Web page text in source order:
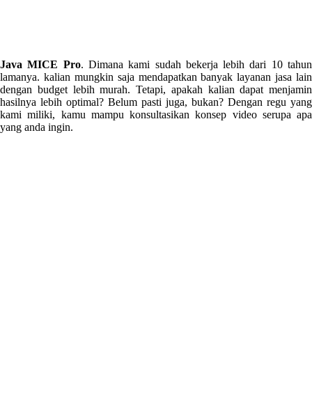
Java MICE Pro. Dimana kami sudah bekerja lebih dari 10 tahun
lamanya. kalian mungkin saja mendapatkan banyak layanan jasa lain
dengan budget lebih murah. Tetapi, apakah kalian dapat menjamin
hasilnya lebih optimal? Belum pasti juga, bukan? Dengan regu yang
kami miliki, kamu mampu konsultasikan konsep video serupa apa
yang anda ingin.